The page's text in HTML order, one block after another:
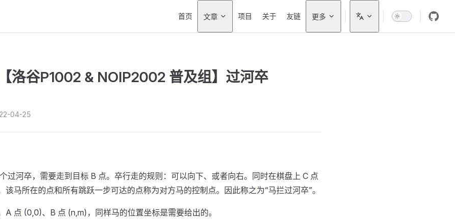
首页 文章 项目 关于 友链 更多
洛谷P1002 & NOIP2002 普及组】过河卒
04-25
过河卒，需要走到目标 B 点。卒行走的规则：可以向下、或者向右。同时在棋盘上 C 点
该马所在的点和所有跳跃一步可达的点称为对方马的控制点。因此称之为“马拦过河卒”。
A 点 (0,0)、B 点 (n,m)，同样马的位置坐标是需要给出的。